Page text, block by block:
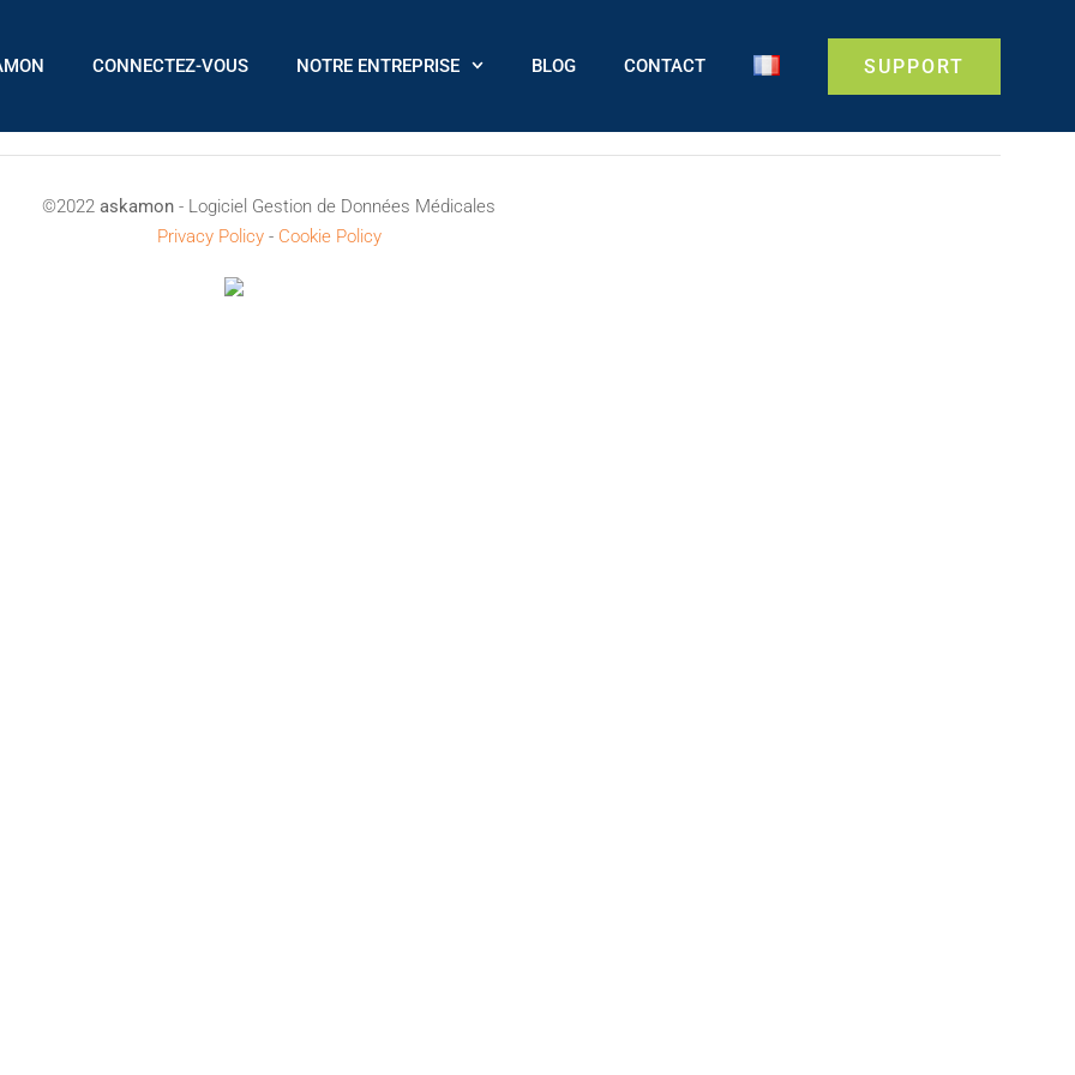
CONNECTEZ-VOUS NOTRE ENTREPRISE BLOG CONTACT SUPPORT
©2022 askamon - Logiciel Gestion de Données Médicales
Privacy Policy- Cookie Policy